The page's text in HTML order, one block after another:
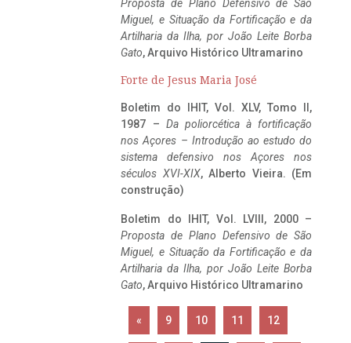
Proposta de Plano Defensivo de São
Miguel, e Situação da Fortificação e da
Artilharia da Ilha, por João Leite Borba
Gato, Arquivo Histórico Ultramarino
Forte de Jesus Maria José
Boletim do IHIT, Vol. XLV, Tomo II,
1987 – Da poliorcética à fortificação
nos Açores – Introdução ao estudo do
sistema defensivo nos Açores nos
séculos XVI-XIX, Alberto Vieira. (Em
construção)
Boletim do IHIT, Vol. LVIII, 2000 –
Proposta de Plano Defensivo de São
Miguel, e Situação da Fortificação e da
Artilharia da Ilha, por João Leite Borba
Gato, Arquivo Histórico Ultramarino
« 9 10 11 12